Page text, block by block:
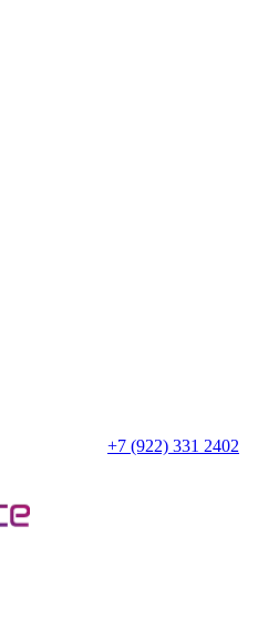
+7 (922) 331 2402